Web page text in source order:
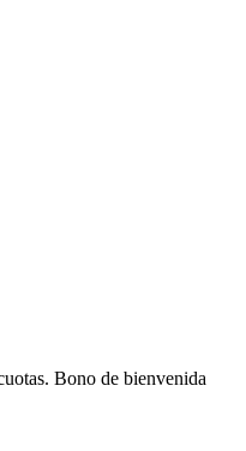
Bono de bienvenida